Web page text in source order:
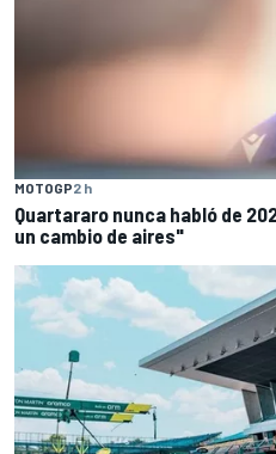
MOTOGP2 h
Quartararo nunca habló de
un cambio de aires"